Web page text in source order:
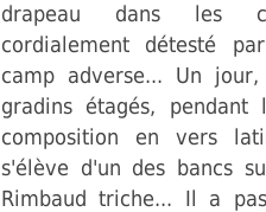
drapeau dans les
cordialement détesté
camp adverse... Un
gradins étagés,
composition en vers
s'élève d'un des bancs
Rimbaud triche... Il a